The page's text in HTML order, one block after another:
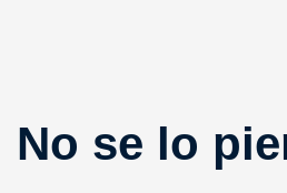
No se lo